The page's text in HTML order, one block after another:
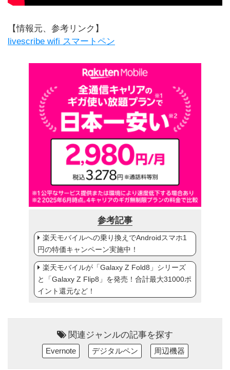
【情報元、参考リンク】
livescribe wifi スマートペン
参考記事
楽天モバイルへの乗り換えでAndroidスマホ1
円の特価キャンペーン実施中！
楽天モバイルが「Galaxy Z Fold8」シリーズ
と「Galaxy Z Flip8」を発売！合計最大31000ポ
イント還元など！
関連ジャンルの記事を探す
Evernote デジタルペン 周辺機器